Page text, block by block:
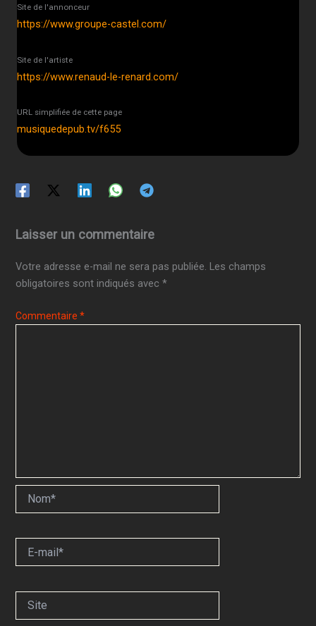
Site de l'annonceur
https://www.groupe-castel.com/
Site de l'artiste
https://www.renaud-le-renard.com/
URL simplifiée de cette page
musiquedepub.tv/f655
Laisser un commentaire
Votre adresse e-mail ne sera pas publiée. Les champs
obligatoires sont indiqués avec*
Commentaire*
mail*